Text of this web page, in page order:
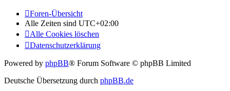
Foren-Übersicht
Alle Zeiten sind UTC+02:00
Alle Cookies löschen
Datenschutzerklärung
Powered by phpBB® Forum Software © phpBB Limited
Deutsche Übersetzung durch phpBB.de